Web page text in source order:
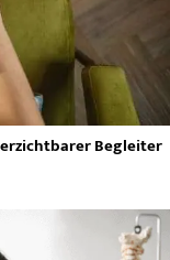
Begleiter